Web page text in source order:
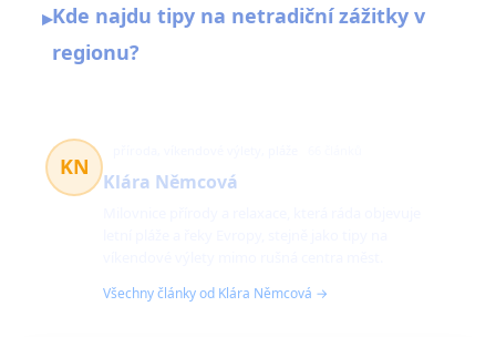
▸Kde najdu tipy na netradiční zážitky v
regionu?
KN
Klára Němcová
Všechny články od Klára Němcová →